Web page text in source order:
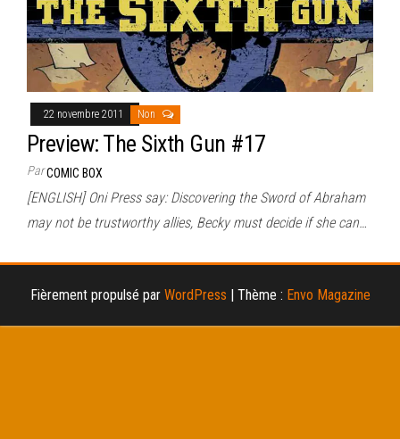
22 novembre 2011 Non
Preview: The Sixth Gun #17
ParCOMIC BOX
[ENGLISH] Oni Press say: Discovering the Sword of Abraham
may not be trustworthy allies, Becky must decide if she can…
Fièrement propulsé par WordPress Thème : Envo Magazine